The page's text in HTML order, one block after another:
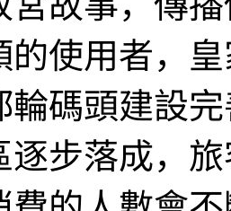
的使用者，
輪碼頭建設
逐步落成，